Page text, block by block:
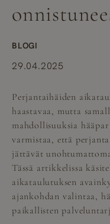
BLOGI
29.04.2025
Perjantaihäiden
haastavaa, mutta
mahdollisuuksia
varmistaa, että
jättävät
Tässä artikkelissa
aikataulutuksen
ajankohdan valintaa,
paikallisten